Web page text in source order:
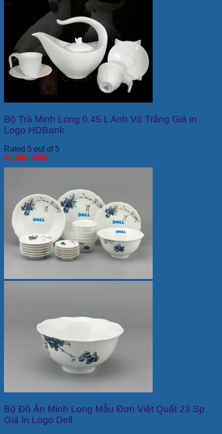
Bộ Trà Minh Long 0.45 L Anh Vũ Trắng Giá in
Logo HDBank
Rated 5 out of 5
45,000 VNĐ
Bộ Đồ Ăn Minh Long Mẫu Đơn Việt Quất 23 Sp
Giá In Logo Dell